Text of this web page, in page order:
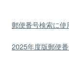
郵便番号検索に
2025年度版郵便